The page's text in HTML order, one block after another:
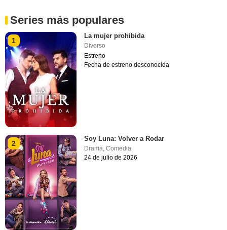
Series más populares
1
La mujer prohibida
Diverso
Estreno
Fecha de estreno desconocida
2
Soy Luna: Volver a Rodar
Drama,Comedia
24 de julio de 2026